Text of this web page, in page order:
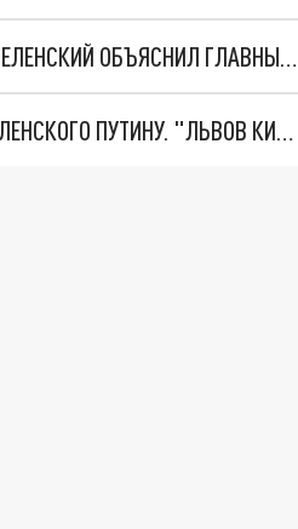
"МЫ ВАС ЗАСТАВИМ": ЖУТКИЕ ДЕТАЛИ ОХОТЫ НА ГЕНЕРАЛА. ЗЕЛЕНСКИЙ ОБЪЯСНИЛ ГЛАВНЫЙ СМЫСЛ ТЕРАКТА В ЦЕНТРЕ МОСКВЫ
НОВОЕ МАСШТАБНЕЙШЕЕ НАСТУПЛЕНИЕ. ТРИ УЛЬТИМАТУМА ЗЕЛЕНСКОГО ПУТИНУ. "ЛЬВОВ КИМА" ПОСТАВЯТ НА ПВО? ГЛОБАЛЬНЫЙ ПРОРЫВ ПОД ЗАПОРОЖЬЕМ